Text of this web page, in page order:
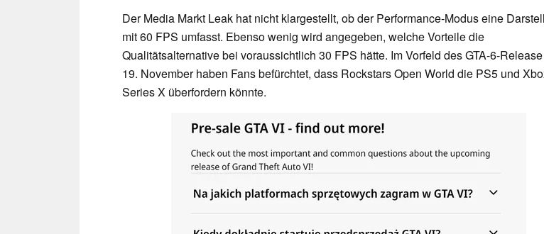
Der Media Markt Leak hat nicht klargestellt, ob der Performance-Modus eine
mit 60 FPS umfasst. Ebenso wenig wird angegeben, welche Vorteile die
Qualitätsalternative bei voraussichtlich 30 FPS hätte. Im Vorfeld des GTA-6-
19. November haben Fans befürchtet, dass Rockstars Open World die PS5 und
Series X überfordern könnte.